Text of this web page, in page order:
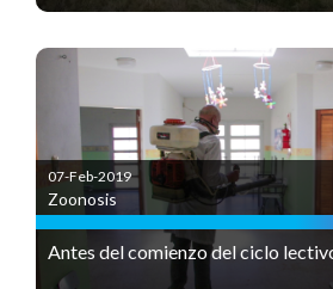
07-Feb-2019
Zoonosis
Antes del comienzo del ciclo